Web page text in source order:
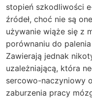
stopień szkodliwości
źródeł, choć nie są
używanie wiąże się z
porównaniu do
Zawierają jednak
uzależniającą, która
sercowo-naczyniowy
zaburzenia pracy